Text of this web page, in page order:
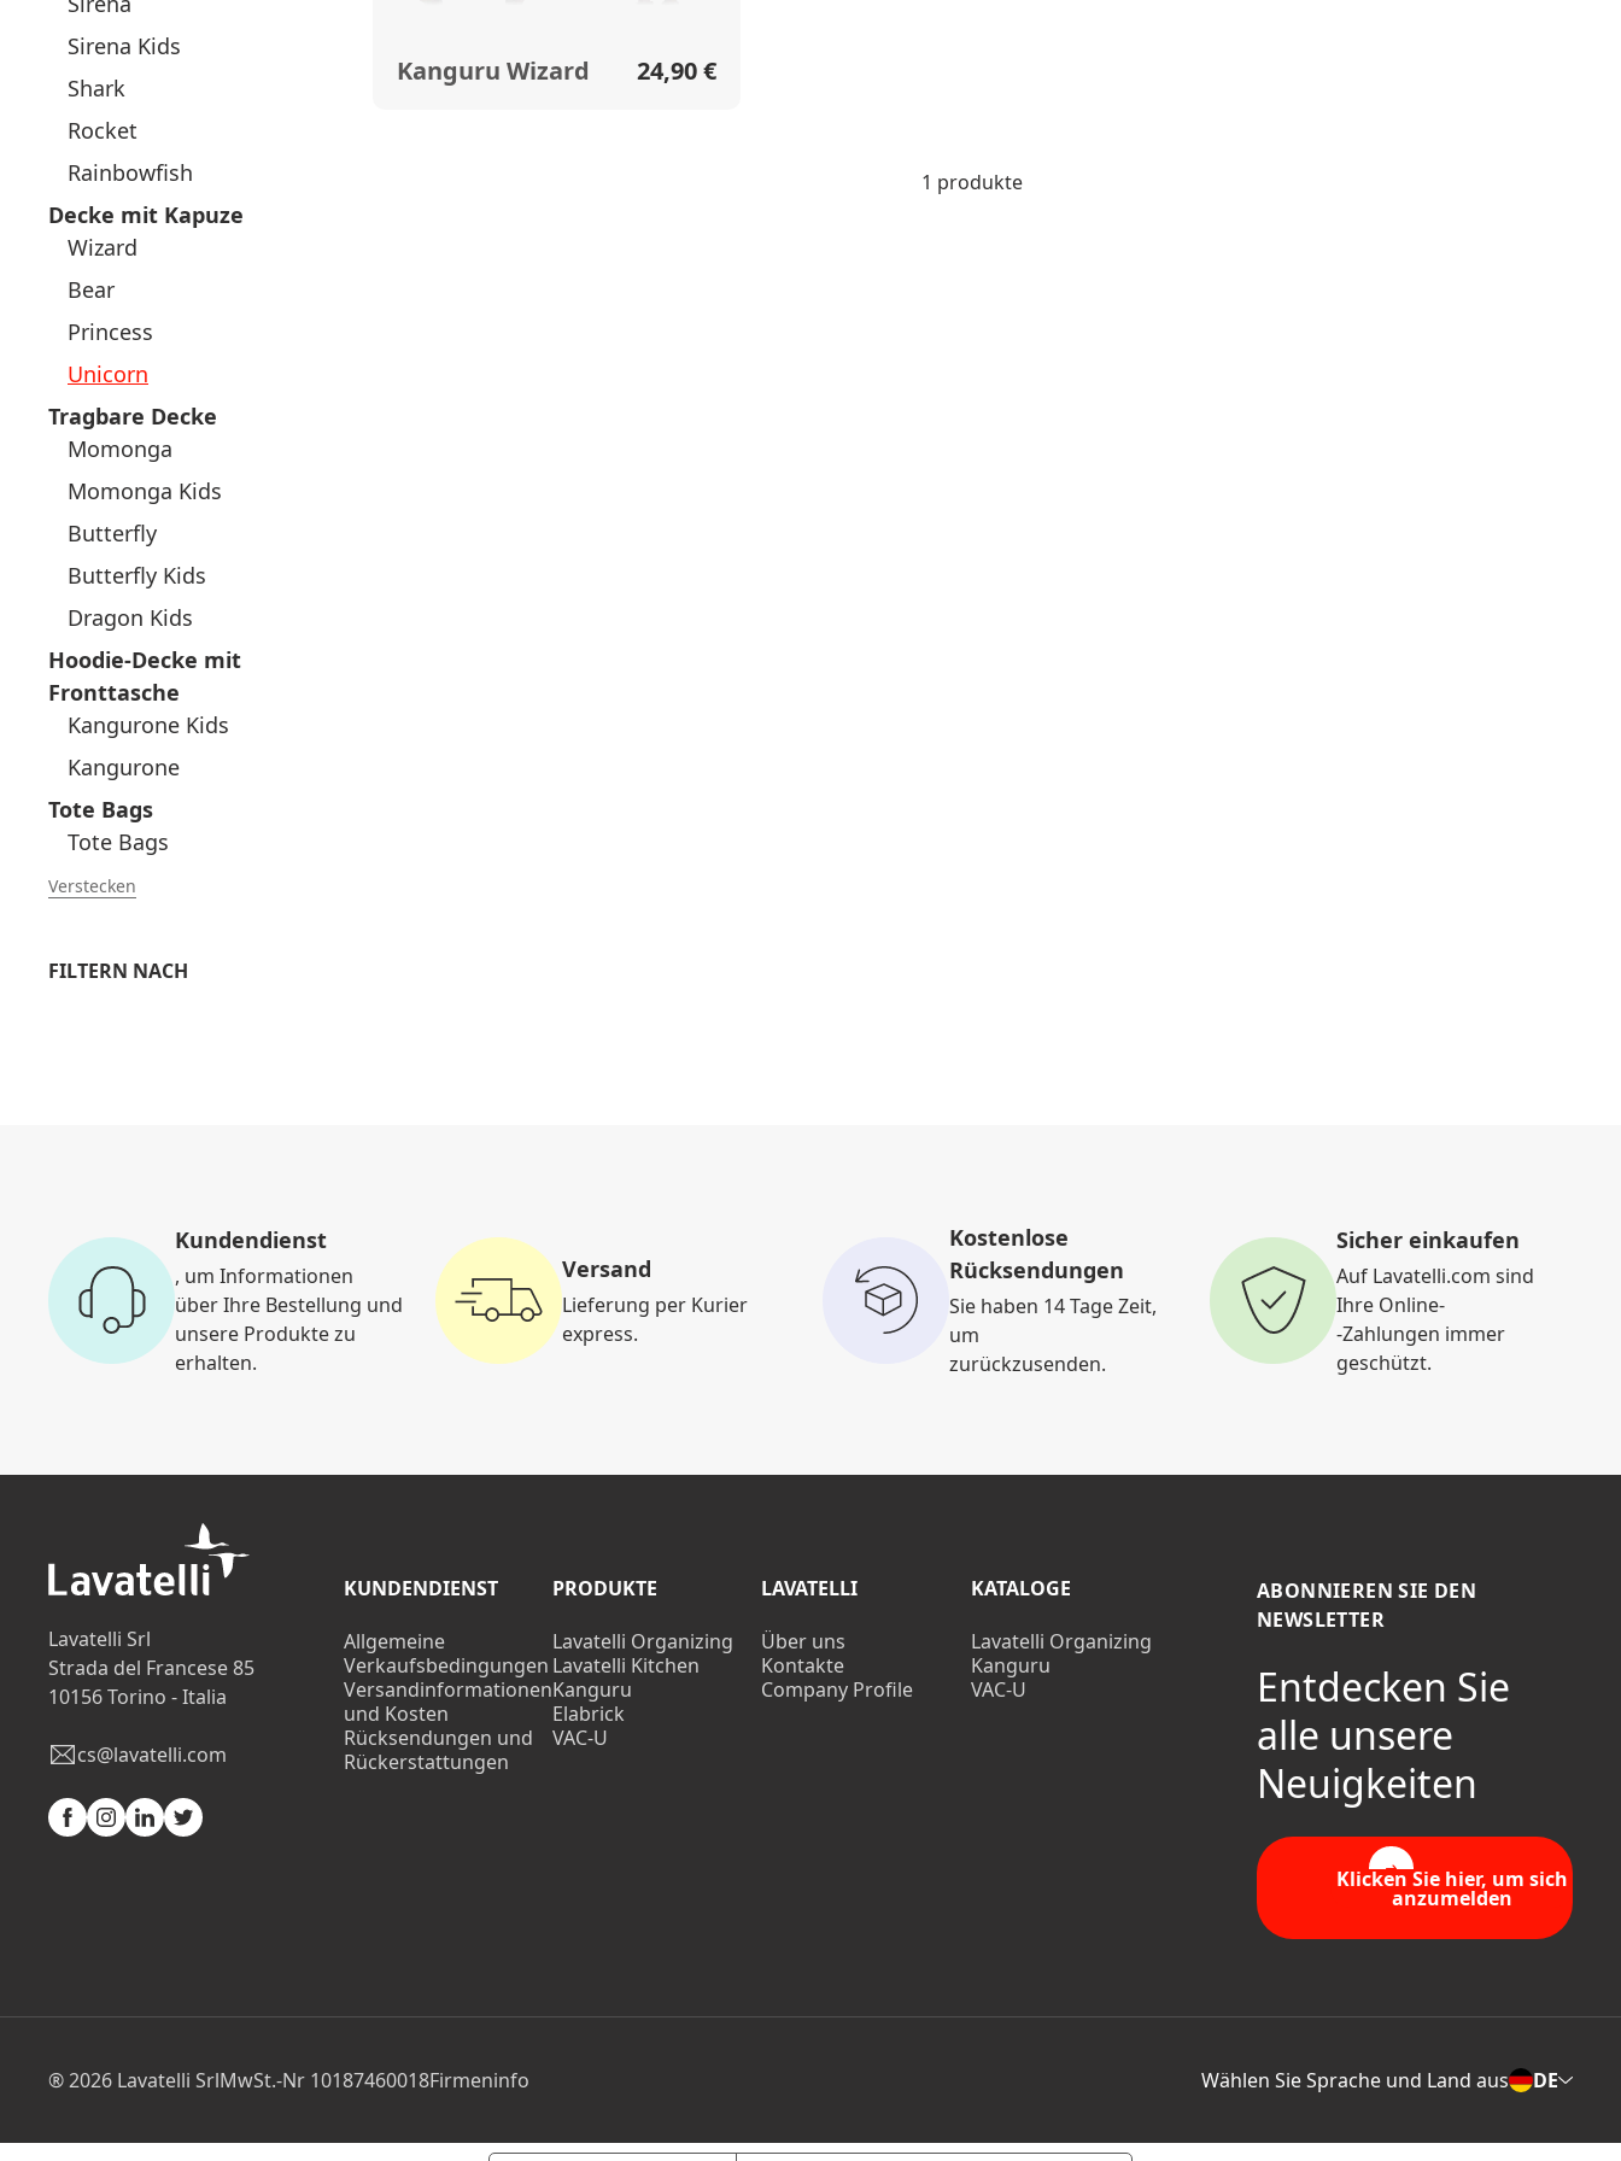
Sirena Kids
Shark
Rocket
Rainbowfish
Decke mit Kapuze
Wizard
Bear
Princess
Unicorn
Tragbare Decke
Momonga
Momonga Kids
Butterfly
Butterfly Kids
Dragon Kids
Hoodie-Decke mit
Fronttasche
Kangurone Kids
Kangurone
Tote Bags
Tote Bags
Verstecken
FILTERN NACH
Kanguru Wizard 24,90 €
1 produkte
Kundendienst
, um Informationen
über Ihre Bestellung und
unsere Produkte zu
erhalten.
Versand
Lieferung per Kurier
express.
Kostenlose
Rücksendungen
Sie haben 14 Tage Zeit,
um
zurückzusenden.
Sicher einkaufen
Auf Lavatelli.com sind
Ihre Online-
-Zahlungen immer
geschützt.
ABONNIEREN SIE DEN
NEWSLETTER
Entdecken Sie
alle unsere
Neuigkeiten
Klicken Sie hier, um sich
anzumelden
KUNDENDIENST
Allgemeine
Verkaufsbedingungen
Versandinformationen
und Kosten
Rücksendungen und
Rückerstattungen
PRODUKTE
Lavatelli Organizing
Lavatelli Kitchen
Kanguru
Elabrick
VAC-U
LAVATELLI
Über uns
Kontakte
Company Profile
KATALOGE
Lavatelli Organizing
Kanguru
VAC-U
Lavatelli Srl
Strada del Francese 85
10156 Torino - Italia
cs@lavatelli.com
Facebook
Instagram
LinkedinTwitter
® 2026 Lavatelli SrlMwSt.-Nr 10187460018Firmeninfo Wählen Sie Sprache und Land aus DE